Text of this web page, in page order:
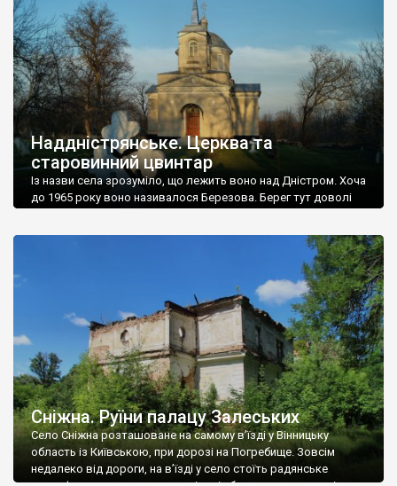
мовою. За всіма традиційними ознаками – цвинтар
український. Хрести датуються 19 століттям. У 1924-1940
роках Болган […]
Наддністрянське. Церква та
старовинний цвинтар
Із назви села зрозуміло, що лежить воно над Дністром. Хоча
до 1965 року воно називалося Березова. Берег тут доволі
Наддністрянське відрізняється від більшості навколишніх
сіл. У селі є мурована Михайлівська церква. Точної дати […]
Сніжна. Руїни палацу Залеських
Село Сніжна розташоване на самому в’їзді у Вінницьку
область із Київською, при дорозі на Погребище. Зовсім
недалеко від дороги, на в’їзді у село стоїть радянське